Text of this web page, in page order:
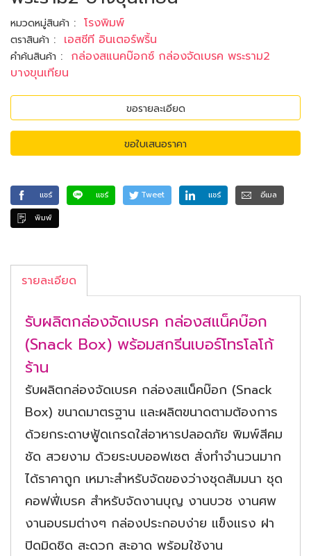
หมวดหมู่สินค้า : โรงพิมพ์
ตราสินค้า : เอสซีที อินเตอร์พริ้น
คำค้นสินค้า : กล่องสแนคบ๊อกซ์ กล่องจัดเบรค พระราม2
บางขุนเทียน
ขอรายละเอียด
ขอใบเสนอราคา
แชร์ แชร์ Tweet แชร์
อีเมล
พิมพ์
รายละเอียด
รับผลิตกล่องจัดเบรค กล่องสแน็คบ๊อก
(Snack Box) พร้อมสกรีนเบอร์โทรโลโก้
ร้าน
รับผลิตกล่องจัดเบรค กล่องสแน็คบ๊อก (Snack
Box) ขนาดมาตรฐาน และผลิตขนาดตามต้องการ
ด้วยกระดาษฟู้ดเกรดใส่อาหารปลอดภัย พิมพ์สีคม
ชัด สวยงาม ด้วยระบบออฟเซต สั่งทำจำนวนมาก
ได้ราคาถูก เหมาะสำหรับจัดของว่างชุดสัมมนา ชุด
คอฟฟี่เบรค สำหรับจัดงานบุญ งานบวช งานศพ
งานอบรมต่างๆ กล่องประกอบง่าย แข็งแรง ฝา
ปิดมิดชิด สะดวก สะอาด พร้อมใช้งาน